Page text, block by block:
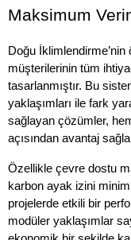
Maksimum
Doğu
müşterilerinin tüm
tasarlanmıştır. Bu
yaklaşımları ile fark
sağlayan çözümler,
açısından avantaj
Özellikle çevre dostu
karbon ayak izini
projelerde etkili bir
modüler yaklaşımlar